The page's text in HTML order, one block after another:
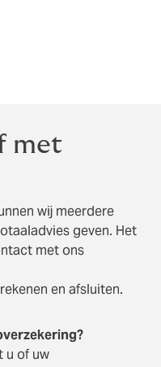
met
wij meerdere
geven. Het
met ons
en afsluiten.
u of uw